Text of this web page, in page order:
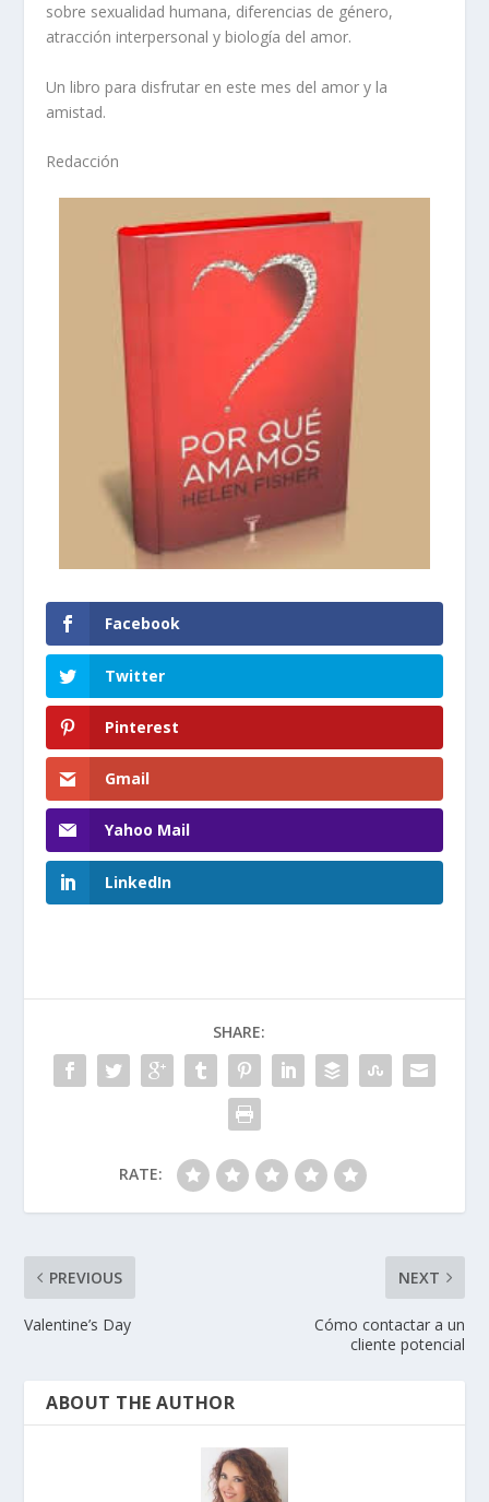
sobre sexualidad humana, diferencias de género,
atracción interpersonal y biología del amor.
Un libro para disfrutar en este mes del amor y la
amistad.
Redacción
Facebook
Twitter
Pinterest
Gmail
Yahoo Mail
LinkedIn
SHARE:
RATE:
PREVIOUS
Valentine’s Day
NEXT
Cómo contactar a un
cliente potencial
ABOUT THE AUTHOR